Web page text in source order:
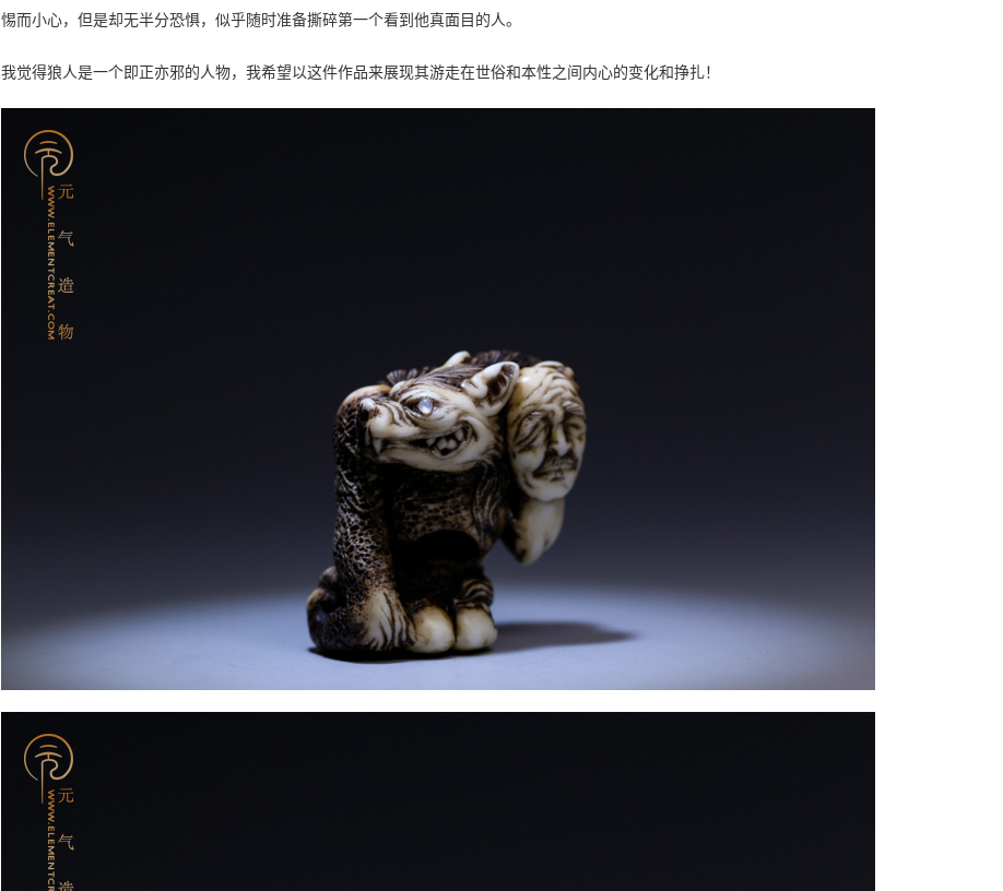
惕而小心，但是却无半分恐惧，似乎随时准备撕碎第一个看到他真面目的人。
我觉得狼人是一个即正亦邪的人物，我希望以这件作品来展现其游走在世俗和本性之间内心的变化和挣扎！